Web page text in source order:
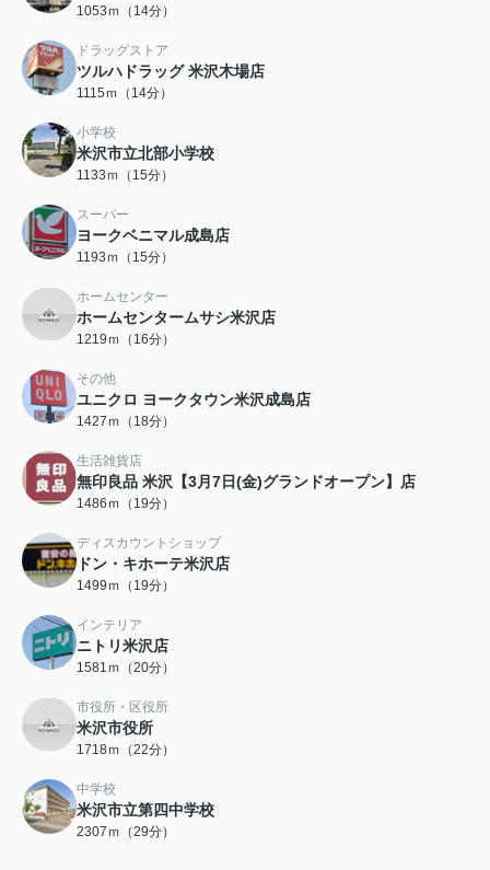
1053ｍ（14分）
ドラッグストア
ツルハドラッグ 米沢木場店
1115ｍ（14分）
小学校
米沢市立北部小学校
1133ｍ（15分）
スーパー
ヨークベニマル成島店
1193ｍ（15分）
ホームセンター
ホームセンタームサシ米沢店
1219ｍ（16分）
その他
ユニクロ ヨークタウン米沢成島店
1427ｍ（18分）
生活雑貨店
無印良品 米沢【3月7日(金)グランドオープン】店
1486ｍ（19分）
ディスカウントショップ
ドン・キホーテ米沢店
1499ｍ（19分）
インテリア
ニトリ米沢店
1581ｍ（20分）
市役所・区役所
米沢市役所
1718ｍ（22分）
中学校
米沢市立第四中学校
2307ｍ（29分）